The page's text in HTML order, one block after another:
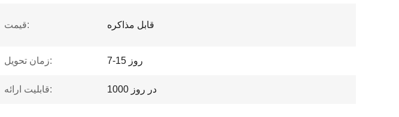
قیمت: قابل مذاکره
زمان تحویل: 7-15 روز
قابلیت ارائه: 1000 در روز